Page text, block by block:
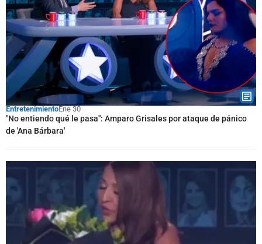
EntretenimientoEne 30
"No entiendo qué le pasa": Amparo Grisales por ataque de pánico
de 'Ana Bárbara'